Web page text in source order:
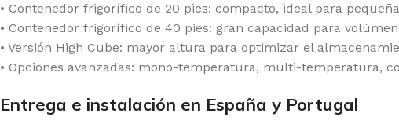
• Contenedor frigorífico de 20 pies: compacto, ideal para
• Contenedor frigorífico de 40 pies: gran capacidad para
• Versión High Cube: mayor altura para optimizar el
• Opciones avanzadas: mono-temperatura, multi-temperatura,
Entrega e instalación en España y Portugal